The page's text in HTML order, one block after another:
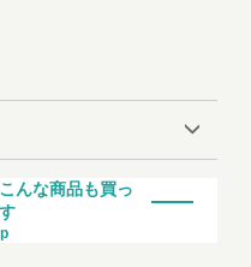
んな商品も買っ